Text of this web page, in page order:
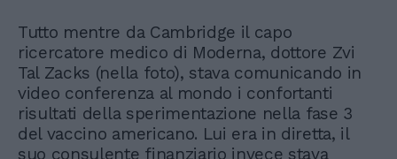
Tutto mentre da Cambridge il capo
ricercatore medico di Moderna, dottore Zvi
Tal Zacks (nella foto), stava comunicando in
video conferenza al mondo i confortanti
risultati della sperimentazione nella fase 3
del vaccino americano. Lui era in diretta, il
suo consulente finanziario invece stava